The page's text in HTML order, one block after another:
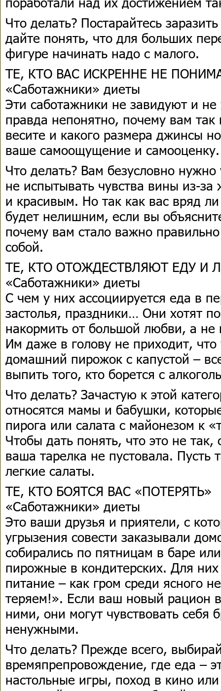
Что делать? Постарайтесь
дайте понять, что для больших
фигуре начинать надо с малого.
ТЕ, КТО ВАС ИСКРЕННЕ НЕ
«Саботажники» диеты
Эти саботажники не завидуют и
правда непонятно, почему вам
весите и какого размера джинсы
ваше самоощущение и самооценку.
Что делать? Вам безусловно
не испытывать чувства вины из-
и красивым. Но так как вас вряд
будет нелишним, если вы
почему вам стало важно
собой.
ТЕ, КТО ОТОЖДЕСТВЛЯЮТ ЕДУ И
«Саботажники» диеты
С чем у них ассоциируется еда в
застолья, праздники… Они хотят
накормить от большой любви, а не
Им даже в голову не приходит, что
домашний пирожок с капустой –
выпить того, кто борется с
Что делать? Зачастую к этой
относятся мамы и бабушки,
пирога или салата с майонезом к
Чтобы дать понять, что это не так,
ваша тарелка не пустовала. Пусть
легкие салаты.
ТЕ, КТО БОЯТСЯ ВАС «ПОТЕРЯТЬ»
«Саботажники» диеты
Это ваши друзья и приятели, с
угрызения совести заказывали
собирались по пятницам в баре
пирожные в кондитерских. Для
питание – как гром среди ясного
теряем!». Если ваш новый рацион
ними, они могут чувствовать себя
ненужными.
Что делать? Прежде всего,
времяпрепровождение, где еда –
настольные игры, поход в кино